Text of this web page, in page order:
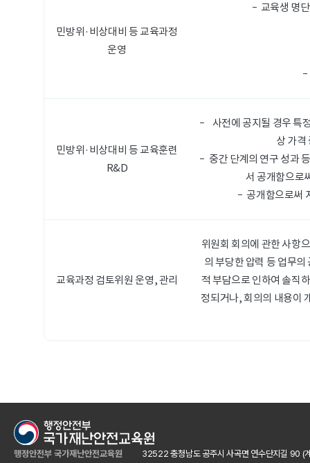
민방위·비상대비 등 교육과정
운영
교육생 명
민방위·비상대비 등 교육훈련
R&D
사전에 공지될 경우 특
상 가격
중간 단계의 연구 성과
서 공개함으로
공개함으로써
교육과정 검토위원 운영, 관리
위원회 회의에 관한 사항
의 부당한 압력 등 업무
적 부담으로 인하여 솔직
정되거나, 회의의 내용이
행정안전부 국가재난안전교육원
32522 충청남도 공주시 사곡면 연수단지길 90 (